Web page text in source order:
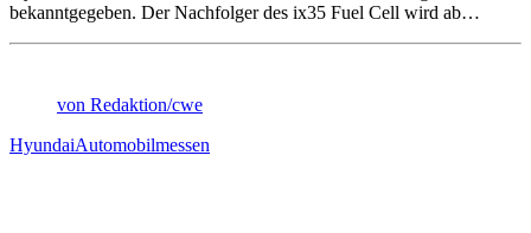
bekanntgegeben. Der Nachfolger des ix35 Fuel Cell wird ab…
von Redaktion/cwe
HyundaiAutomobilmessen